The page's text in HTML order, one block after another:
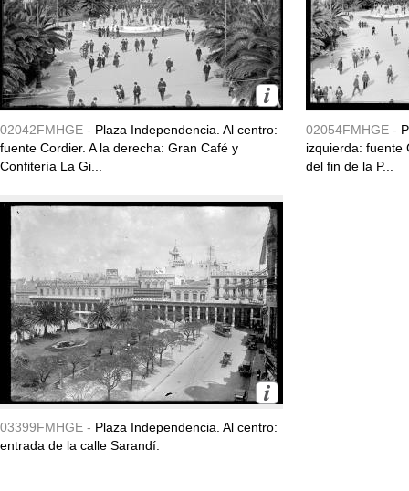
02042FMHGE - Plaza Independencia. Al centro:
fuente Cordier. A la derecha: Gran Café y
Confitería La Gi...
02054FMHGE -
izquierda: fuente
del fin de la P...
03399FMHGE - Plaza Independencia. Al centro:
entrada de la calle Sarandí.